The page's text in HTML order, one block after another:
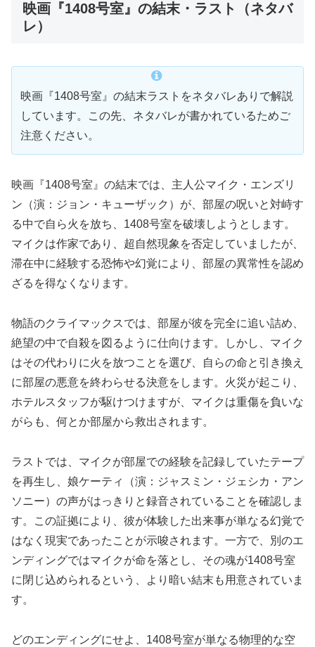
映画『1408号室』の結末・ラスト（ネタバ
レ）
映画『1408号室』の結末ラストをネタバレありで解説
しています。この先、ネタバレが書かれているためご
注意ください。
映画『1408号室』の結末では、主人公マイク・エンズリ
ン（演：ジョン・キューザック）が、部屋の呪いと対峙す
る中で自ら火を放ち、1408号室を破壊しようとします。
マイクは作家であり、超自然現象を否定していましたが、
滞在中に経験する恐怖や幻覚により、部屋の異常性を認め
ざるを得なくなります。
物語のクライマックスでは、部屋が彼を完全に追い詰め、
絶望の中で自殺を図るように仕向けます。しかし、マイク
はその代わりに火を放つことを選び、自らの命と引き換え
に部屋の悪意を終わらせる決意をします。火災が起こり、
ホテルスタッフが駆けつけますが、マイクは重傷を負いな
がらも、何とか部屋から救出されます。
ラストでは、マイクが部屋での経験を記録していたテープ
を再生し、娘ケーティ（演：ジャスミン・ジェシカ・アン
ソニー）の声がはっきりと録音されていることを確認しま
す。この証拠により、彼が体験した出来事が単なる幻覚で
はなく現実であったことが示唆されます。一方で、別のエ
ンディングではマイクが命を落とし、その魂が1408号室
に閉じ込められるという、より暗い結末も用意されていま
す。
どのエンディングにせよ、1408号室が単なる物理的な空